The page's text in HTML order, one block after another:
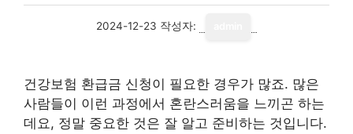
2024-12-23 작성자:
건강보험 환급금 신청이 필요한 경우가 많죠. 많은
사람들이 이런 과정에서 혼란스러움을 느끼곤 하는
데요, 정말 중요한 것은 잘 알고 준비하는 것입니다.